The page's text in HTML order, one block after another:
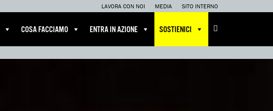
LAVORA CON NOI MEDIA SITO INTERNO
COSA FACCIAMO ENTRA IN AZIONE SOSTIENICI